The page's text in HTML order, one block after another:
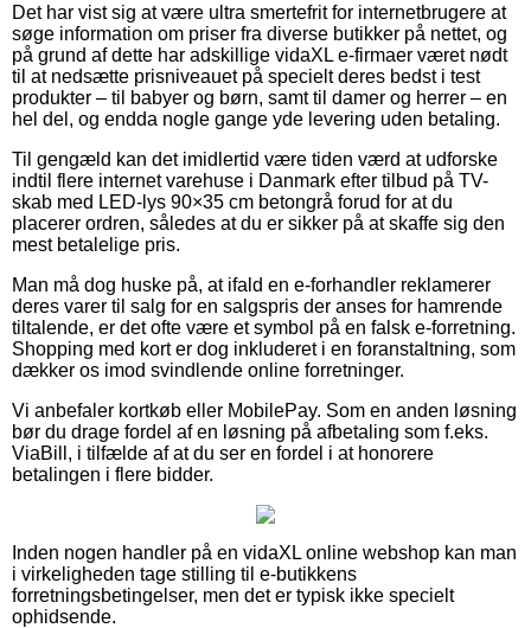
Det har vist sig at være ultra smertefrit for internetbrugere at
søge information om priser fra diverse butikker på nettet, og
på grund af dette har adskillige vidaXL e-firmaer været nødt
til at nedsætte prisniveauet på specielt deres bedst i test
produkter – til babyer og børn, samt til damer og herrer – en
hel del, og endda nogle gange yde levering uden betaling.
Til gengæld kan det imidlertid være tiden værd at udforske
indtil flere internet varehuse i Danmark efter tilbud på TV-
skab med LED-lys 90×35 cm betongrå forud for at du
placerer ordren, således at du er sikker på at skaffe sig den
mest betalelige pris.
Man må dog huske på, at ifald en e-forhandler reklamerer
deres varer til salg for en salgspris der anses for hamrende
tiltalende, er det ofte være et symbol på en falsk e-forretning.
Shopping med kort er dog inkluderet i en foranstaltning, som
dækker os imod svindlende online forretninger.
Vi anbefaler kortkøb eller MobilePay. Som en anden løsning
bør du drage fordel af en løsning på afbetaling som f.eks.
ViaBill, i tilfælde af at du ser en fordel i at honorere
betalingen i flere bidder.
Inden nogen handler på en vidaXL online webshop kan man
i virkeligheden tage stilling til e-butikkens
forretningsbetingelser, men det er typisk ikke specielt
ophidsende.